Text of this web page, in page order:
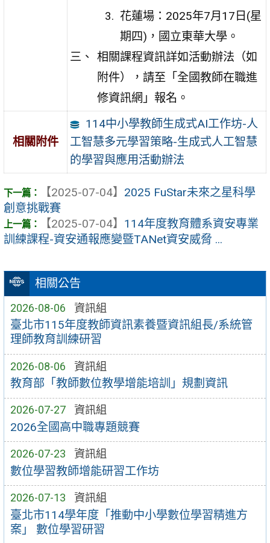
相關公告
2026-08-06 資訊組
臺北市115年度教師資訊素養暨資訊組長/系統管
理師教育訓練研習
2026-08-06 資訊組
教育部「教師數位教學增能培訓」規劃資訊
2026-07-27 資訊組
2026全國高中職專題競賽
2026-07-23 資訊組
數位學習教師增能研習工作坊
2026-07-13 資訊組
臺北市114學年度「推動中小學數位學習精進方
案」 數位學習研習
花蓮場：2025年7月17日(星
期四)，國立東華大學。
相關課程資訊詳如活動辦法（如
附件），請至「全國教師在職進
修資訊網」報名。
相關附件
114中小學教師生成式AI工作坊-人
工智慧多元學習策略-生成式人工智慧
的學習與應用活動辦法
【2025-07-04】 2025 FuStar未來之星科學
創意挑戰賽
【2025-07-04】 114年度教育體系資安專業
訓練課程-資安通報應變暨TANet資安威脅 ...